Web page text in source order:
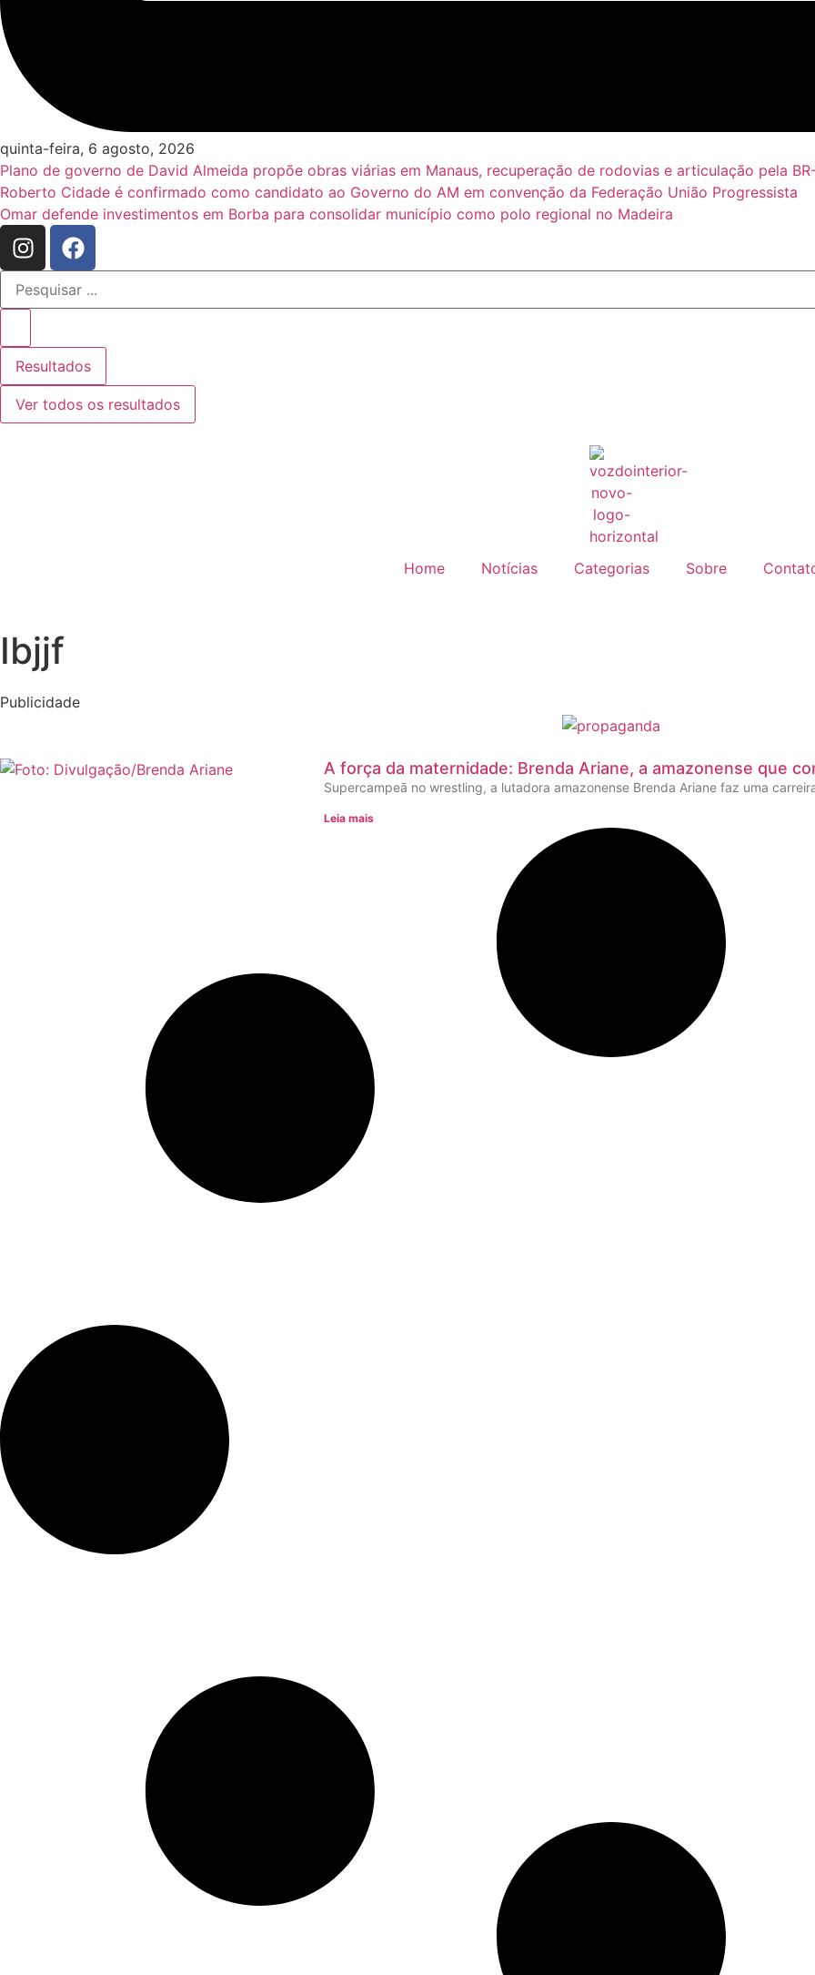
quinta-feira, 6 agosto, 2026
Plano de governo de David Almeida propõe obras viárias em Manaus, recuperação de rodovias e articulação pela
Roberto Cidade é confirmado como candidato ao Governo do AM em convenção da Federação União Progressista
Omar defende investimentos em Borba para consolidar município como polo regional no Madeira
Resultados
Ver todos os resultados
Home Notícias Categorias Sobre
Ibjjf
Publicidade
A força da maternidade: Brenda Ariane, a amazonense que
Supercampeã no wrestling, a lutadora amazonense Brenda Ariane faz uma
Leia mais